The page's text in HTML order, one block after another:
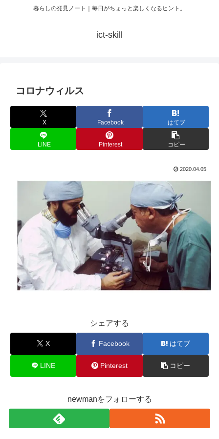
暮らしの発見ノート｜毎日がちょっと楽しくなるヒント。
ict-skill
コロナウィルス
X Facebook はてブ
LINE Pinterest コピー
2020.04.05
シェアする
X Facebook はてブ
LINE Pinterest コピー
newmanをフォローする